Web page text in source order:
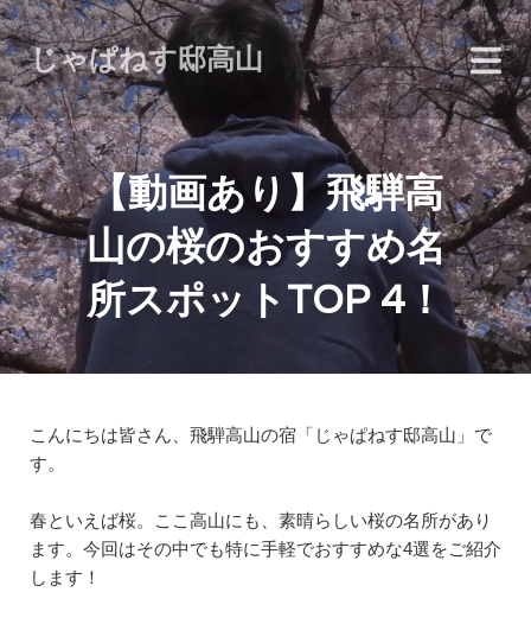
じゃぱねす邸高山
【動画あり】飛騨高
山の桜のおすすめ名
所スポットTOP 4！
こんにちは皆さん、飛騨高山の宿「じゃぱねす邸高山」で
す。
春といえば桜。ここ高山にも、素晴らしい桜の名所があり
ます。今回はその中でも特に手軽でおすすめな4選をご紹介
します！